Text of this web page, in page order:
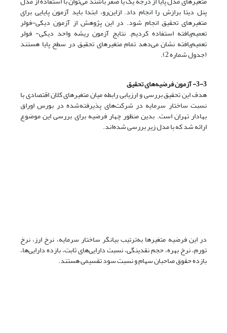
پنل دیتا برازش را انجام داد. از‌این‌رو، ابتدا باید آزمون پایایی برای
متغیرهای تحقیق انجام شود. در این پژوهش از آزمون دیکی-فولر
تعمیم‌یافته استفاده کردیم. نتایج آزمون ریشه واحد دیکی- فولر
تعمیم‌یافته نشان می‌دهد تمام متغیرهای تحقیق در سطح پایا هستند
(جدول شماره 2).
3-3- آزمون فرضیه‌های تحقیق
هدف این تحقیق بررسی و ارزیابی رابطه میان متغیرهای کلان اقتصادی با
نسبت ساختار سرمایه در شرکت‌های پذیرفته‌شده در بورس اوراق
بهادار تهران است. بدین منظور چهار فرضیه برای بررسی این موضوع
ارائه شد که با مدل زیر بررسی شده‌اند.
در این فرضیه متغیرها به‌ترتیب بیانگر ساختار سرمایه، نرخ ارز، نرخ
تورم، نرخ بهره، حجم نقدینگی، نسبتدارایی‌های ثابت، بازده دارایی‌ها،
بازده حقوق صاحبان سهام و نسبت سود تقسیمی هستند.